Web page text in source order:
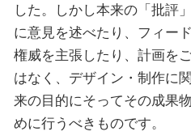
した。しかし本来の「批評
に意見を述べたり、フィー
権威を主張したり、計画を
はなく、デザイン・制作に
来の目的にそってその成果
めに行うべきものです。